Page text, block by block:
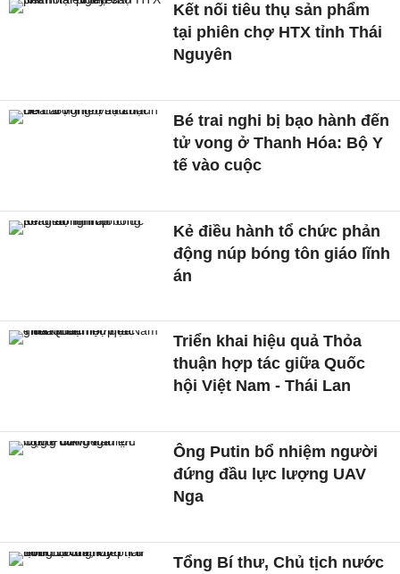
Kết nối tiêu thụ sản phẩm
tại phiên chợ HTX tỉnh Thái
Nguyên
Bé trai nghi bị bạo hành đến
tử vong ở Thanh Hóa: Bộ Y
tế vào cuộc
Kẻ điều hành tổ chức phản
động núp bóng tôn giáo lĩnh
án
Triển khai hiệu quả Thỏa
thuận hợp tác giữa Quốc
hội Việt Nam - Thái Lan
Ông Putin bổ nhiệm người
đứng đầu lực lượng UAV
Nga
Tổng Bí thư, Chủ tịch nước